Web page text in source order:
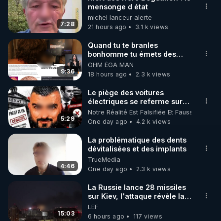
🌱 INSTAGRAM
https://www.instagram.com/rdlr_thierrycasasnovas/
http://rgnr.li/instagram
🌱 LA NEWSLETTER
Pour ne pas rater l’actualité RGNR (stages,
http://rgnr.li/news
🌱 VIDÉOS NON CENSURÉES SUR ODYSEE
Toutes les vidéos Youtube sont aussi sur la
http://rgnr.li/odysee
🌱 LES STAGES EN PRÉSENTIEL
http://rgnr.li/stages
7:28
mensonge d état
michel lanceur alerte
21 hours ago
3.1 k views
9:36
Quand tu te branles
bonhomme tu émets des
ondes ils ont juste omis de
t'expliquer
OHM ÉGA MAN
18 hours ago
2.3 k views
5:29
Le piège des voitures
électriques se referme sur
les usagers !
Notre Réalité Est Falsifiée Et Fausse
One day ago
4.2 k views
4:46
La problématique des dents
dévitalisées et des implants
TrueMedia
One day ago
2.3 k views
15:03
La Russie lance 28 missiles
sur Kiev, l'attaque révèle la
faiblesse de Kiev
LEF
6 hours ago
117 views